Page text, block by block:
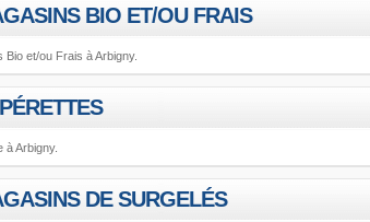
BIO ET/OU FRAIS
Bio et/ou Frais à Arbigny.
à Arbigny.
DE SURGELÉS